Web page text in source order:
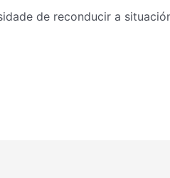
de reconducir a